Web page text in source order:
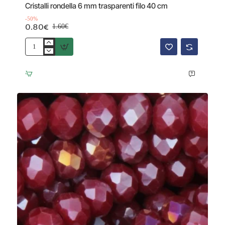
Cristalli rondella 6 mm trasparenti filo 40 cm
-50%
0.80€ 1.60€
Cristalli
6
mm
filo
cm